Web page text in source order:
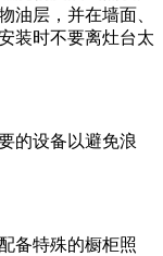
油层，并在墙面、
装时不要离灶台太
的设备以避免浪
备特殊的橱柜照